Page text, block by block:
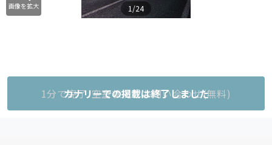
画像を拡大 1/24
1分で完了!空室状況をお問い合わせ(無料)
カナリーでの掲載は終了しました